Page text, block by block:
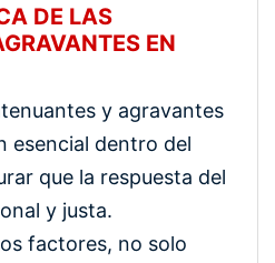
DE LAS
EN
y agravantes
esencial dentro del
que la respuesta del
y justa.
factores, no solo